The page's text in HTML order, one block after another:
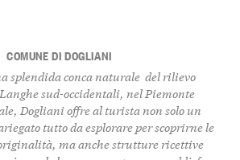
COMUNE DI DOGLIANI
splendida conca naturale del rilievo
sud-occidentali, nel Piemonte
Dogliani offre al turista non solo un
tutto da esplorare per scoprirne le
ma anche strutture ricettive